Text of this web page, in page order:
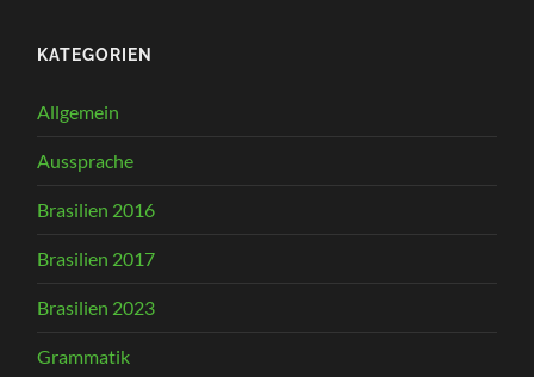
KATEGORIEN
Allgemein
Aussprache
Brasilien 2016
Brasilien 2017
Brasilien 2023
Grammatik